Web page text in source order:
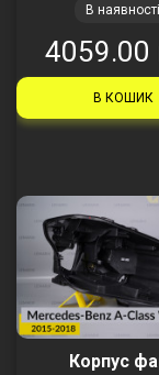
В наявності
4059.00
В КОШИК
Корпус